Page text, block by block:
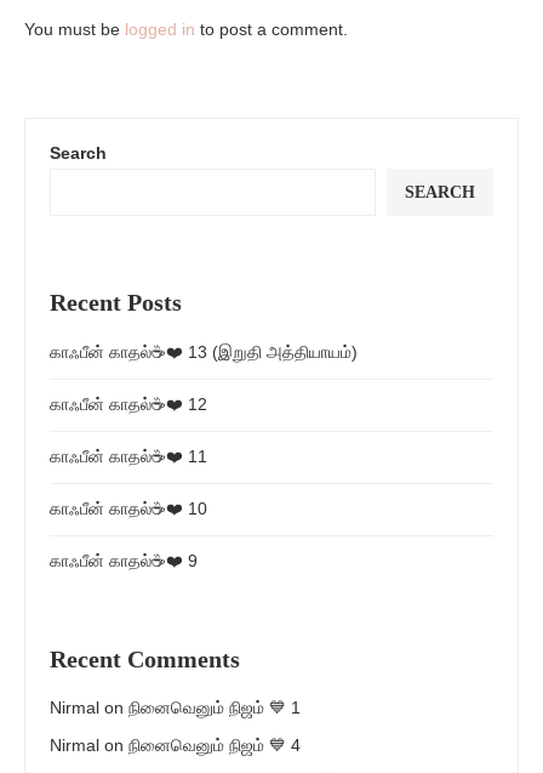
You must be logged in to post a comment.
Search
SEARCH
Recent Posts
காஃபீன் காதல்☕❤️ 13 (இறுதி அத்தியாயம்)
காஃபீன் காதல்☕❤️ 12
காஃபீன் காதல்☕❤️ 11
காஃபீன் காதல்☕❤️ 10
காஃபீன் காதல்☕❤️ 9
Recent Comments
Nirmal on நினைவெனும் நிஜம் 💙 1
Nirmal on நினைவெனும் நிஜம் 💙 4